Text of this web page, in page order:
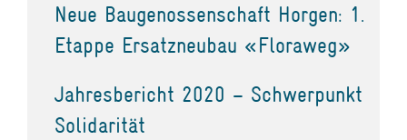
Neue Baugenossenschaft Horgen: 1.
Etappe Ersatzneubau «Floraweg»
Jahresbericht 2020 – Schwerpunkt
Solidarität